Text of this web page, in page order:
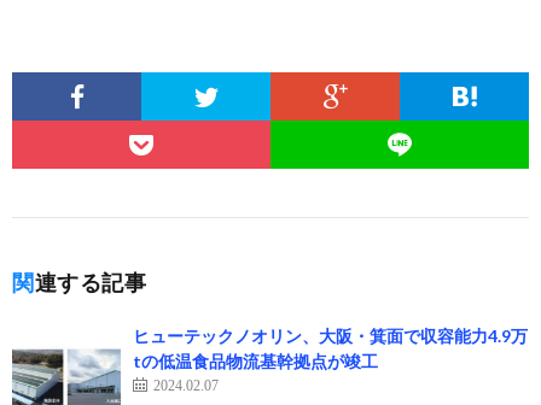
関連する記事
ヒューテックノオリン、大阪・箕面で収容能力4.9万
tの低温食品物流基幹拠点が竣工
2024.02.07